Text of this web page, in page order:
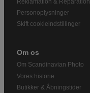
Reklamation & Reparation
Personoplysninger
Skift cookieindstillinger
Om os
Om Scandinavian Photo
Vores historie
Butikker & Åbningstider